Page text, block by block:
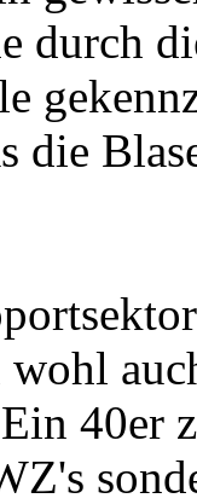
durch
die
wohl
40er